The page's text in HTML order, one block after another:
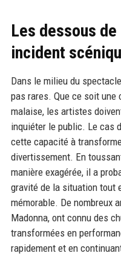
Les dessous
incident
Dans le milieu du
pas rares. Que ce soit une
malaise, les artistes
inquiéter le public. Le cas
cette capacité à
divertissement. En
manière exagérée, il a
gravité de la situation tout
mémorable. De nombreux
Madonna, ont connu des
transformées en
rapidement et en